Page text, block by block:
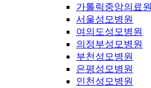
가톨릭중앙의료원
서울성모병원
여의도성모병원
의정부성모병원
부천성모병원
은평성모병원
인천성모병원